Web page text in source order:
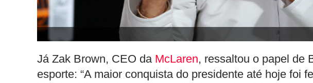
Já Zak Brown, CEO da McLaren, ressaltou o papel de
esporte: “A maior conquista do presidente até hoje foi